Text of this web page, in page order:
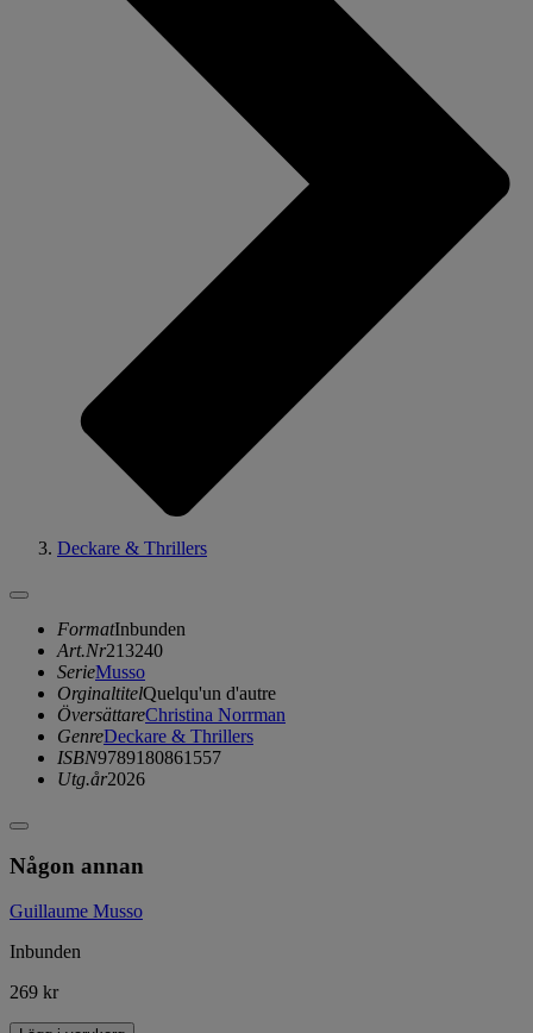
Deckare & Thrillers
FormatInbunden
Art.Nr213240
SerieMusso
OrginaltitelQuelqu'un d'autre
ÖversättareChristina Norrman
GenreDeckare & Thrillers
ISBN9789180861557
Utg.år2026
Någon annan
Guillaume Musso
Inbunden
269 kr